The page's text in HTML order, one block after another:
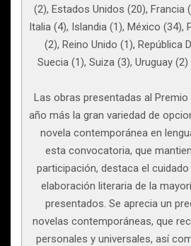
(2), Estados Unidos (20), Francia
Italia (4), Islandia (1), México (34),
(2), Reino Unido (1), República
Suecia (1), Suiza (3), Uruguay
Las obras presentadas al Premio
año más la gran variedad de
novela contemporánea en
esta convocatoria, que
participación, destaca el
elaboración literaria de la
presentados. Se aprecia un
novelas contemporáneas, que
personales y universales, así